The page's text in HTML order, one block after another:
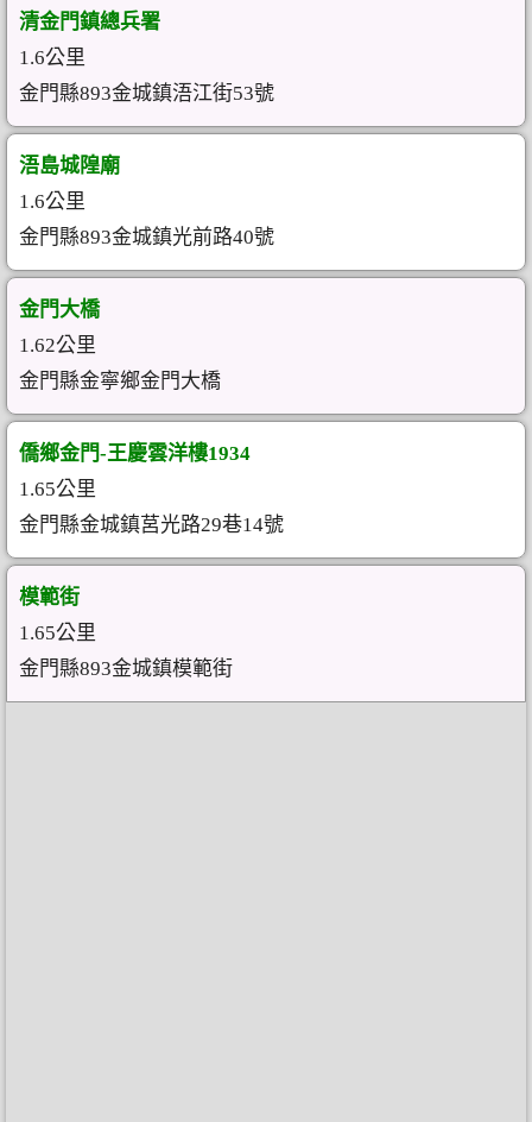
清金門鎮總兵署
1.6公里
金門縣893金城鎮浯江街53號
浯島城隍廟
1.6公里
金門縣893金城鎮光前路40號
金門大橋
1.62公里
金門縣金寧鄉金門大橋
僑鄉金門-王慶雲洋樓1934
1.65公里
金門縣金城鎮莒光路29巷14號
模範街
1.65公里
金門縣893金城鎮模範街